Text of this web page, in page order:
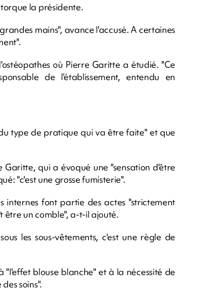
la présidente.
mains", avance l'accusé. A certaines
où Pierre Garitte a étudié. "Ce
de l'établissement, entendu en
type de pratique qui va être faite" et que
qui a évoqué une "sensation d'être
"c'est une grosse fumisterie".
font partie des actes "strictement
être un comble", a-t-il ajouté.
les sous-vêtements, c'est une règle de
"l'effet blouse blanche" et à la nécessité de
soins".